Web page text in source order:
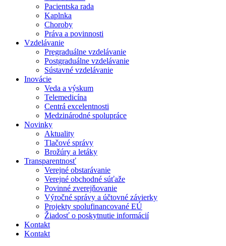
Pacientska rada
Kaplnka
Choroby
Práva a povinnosti
Vzdelávanie
Pregraduálne vzdelávanie
Postgraduálne vzdelávanie
Sústavné vzdelávanie
Inovácie
Veda a výskum
Telemedicína
Centrá excelentnosti
Medzinárodné spolupráce
Novinky
Aktuality
Tlačové správy
Brožúry a letáky
Transparentnosť
Verejné obstarávanie
Verejné obchodné súťaže
Povinné zverejňovanie
Výročné správy a účtovné závierky
Projekty spolufinancované EÚ
Žiadosť o poskytnutie informácií
Kontakt
Kontakt